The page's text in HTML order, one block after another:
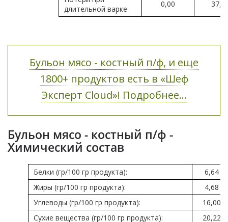
длительной варке
0,00
Бульон мясо - костный п/ф, и еще
1800+ продуктов есть в «Шеф
Эксперт Cloud»! Подробнее...
Бульон мясо - костный п/ф -
Химический состав
Белки (гр/100 гр продукта):
6,64
Жиры (гр/100 гр продукта):
4,68
Углеводы (гр/100 гр продукта):
16,00
Сухие вещества (гр/100 гр продукта):
20,22